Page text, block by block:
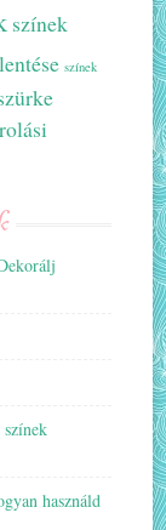
színek
színek
használd